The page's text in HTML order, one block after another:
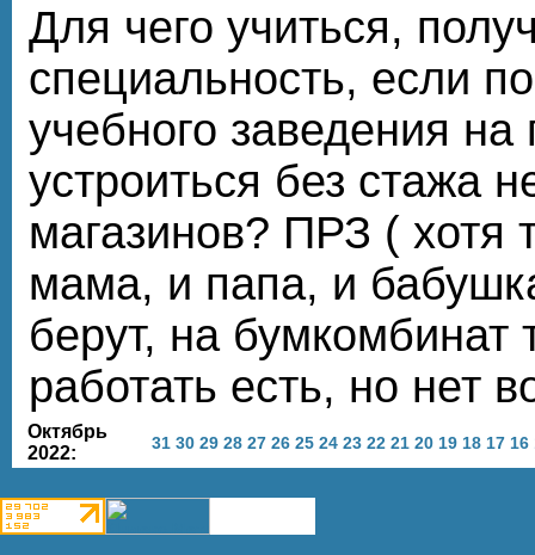
Для чего учиться,
специальность, если
учебного заведения на
устроиться без стажа
магазинов? ПРЗ ( хотя
мама, и папа, и
берут, на
работать есть, но нет
Октябрь
2022:
31 30 29 28 27 26 25 24 23 22 21 20 19 18 17 16